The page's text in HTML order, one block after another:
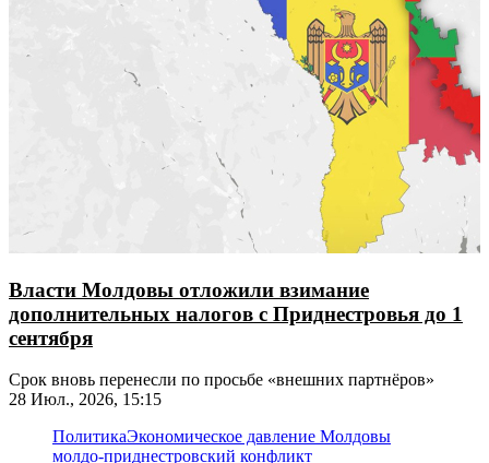
Власти Молдовы отложили взимание
дополнительных налогов с Приднестровья до 1
сентября
Срок вновь перенесли по просьбе «внешних партнёров»
28 Июл., 2026, 15:15
ПолитикаЭкономическое давление Молдовы
молдо-приднестровский конфликт